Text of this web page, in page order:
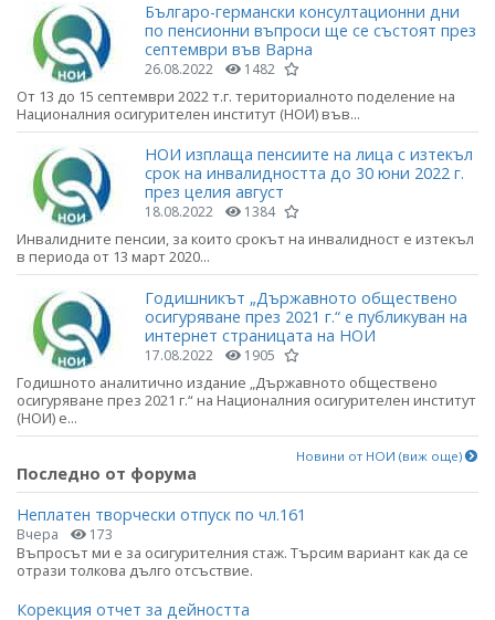
Българо-германски консултационни дни
по пенсионни въпроси ще се състоят през
септември във Варна
26.08.2022 1482
От 13 до 15 септември 2022 т.г. териториалното поделение на
Националния осигурителен институт (НОИ) във...
НОИ изплаща пенсиите на лица с изтекъл
срок на инвалидността до 30 юни 2022 г.
през целия август
18.08.2022 1384
Инвалидните пенсии, за които срокът на инвалидност е изтекъл
в периода от 13 март 2020...
Годишникът „Държавното обществено
осигуряване през 2021 г.“ е публикуван на
интернет страницата на НОИ
17.08.2022 1905
Годишното аналитично издание „Държавното обществено
осигуряване през 2021 г.“ на Националния осигурителен институт
(НОИ) е...
Новини от НОИ (виж още)
Последно от форума
Неплатен творчески отпуск по чл.161
Вчера 173
Въпросът ми е за осигурителния стаж. Търсим вариант как да се
отрази толкова дълго отсъствие.
Корекция отчет за дейността